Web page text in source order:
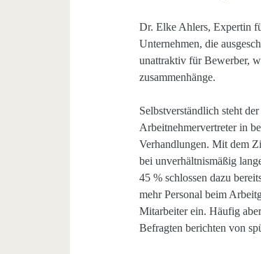
Dr. Elke Ahlers, Expertin
Unternehmen, die
unattraktiv für Bewerber,
zusammenhänge.
Selbstverständlich steht
Arbeitnehmervertreter in
Verhandlungen. Mit dem
bei unverhältnismäßig
45 % schlossen dazu
mehr Personal beim
Mitarbeiter ein. Häufig
Befragten berichten von